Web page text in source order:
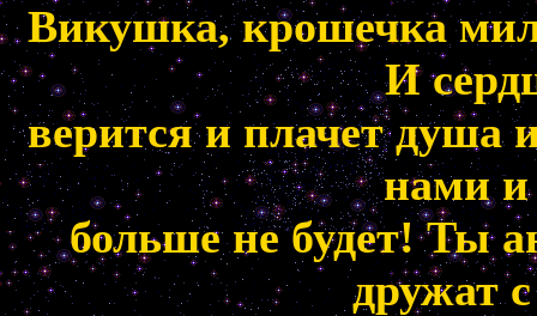
Викушка, крошечка
И
верится и плачет душа
нами и
больше не будет! Ты
дружат